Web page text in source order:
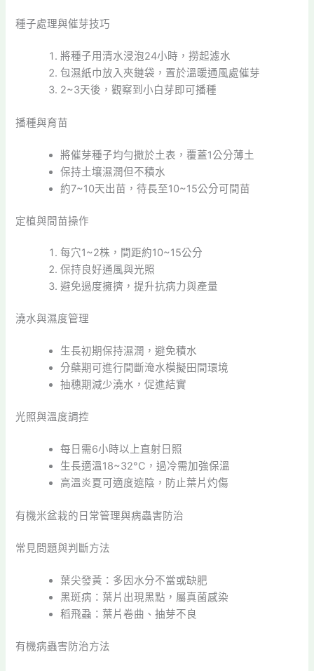
種子處理與催芽技巧
將種子用清水浸泡24小時，撈起濾水
包濕紙巾放入夾鏈袋，置於溫暖通風處催芽
2~3天後，觀察到小白芽即可播種
播種與育苗
將催芽種子均勻撒於土表，覆蓋1公分薄土
保持土壤濕潤但不積水
約7~10天出苗，待長至10~15公分可間苗
定植與間苗操作
每穴1~2株，間距約10~15公分
保持良好通風與光照
避免過度擁擠，提升抗病力與產量
澆水與濕度管理
生長初期保持濕潤，避免積水
分蘗期可進行間斷淹水模擬田間環境
抽穗期減少澆水，促進結實
光照與溫度調控
每日需6小時以上直射日照
生長適溫18~32°C，過冷需加強保溫
高溫炎夏可適度遮陰，防止葉片灼傷
有機米盆栽的日常管理與病蟲害防治
常見問題與判斷方法
葉尖發黃：多因水分不當或缺肥
黑斑病：葉片出現黑點，屬真菌感染
稻飛蝨：葉片卷曲、抽芽不良
有機病蟲害防治方法